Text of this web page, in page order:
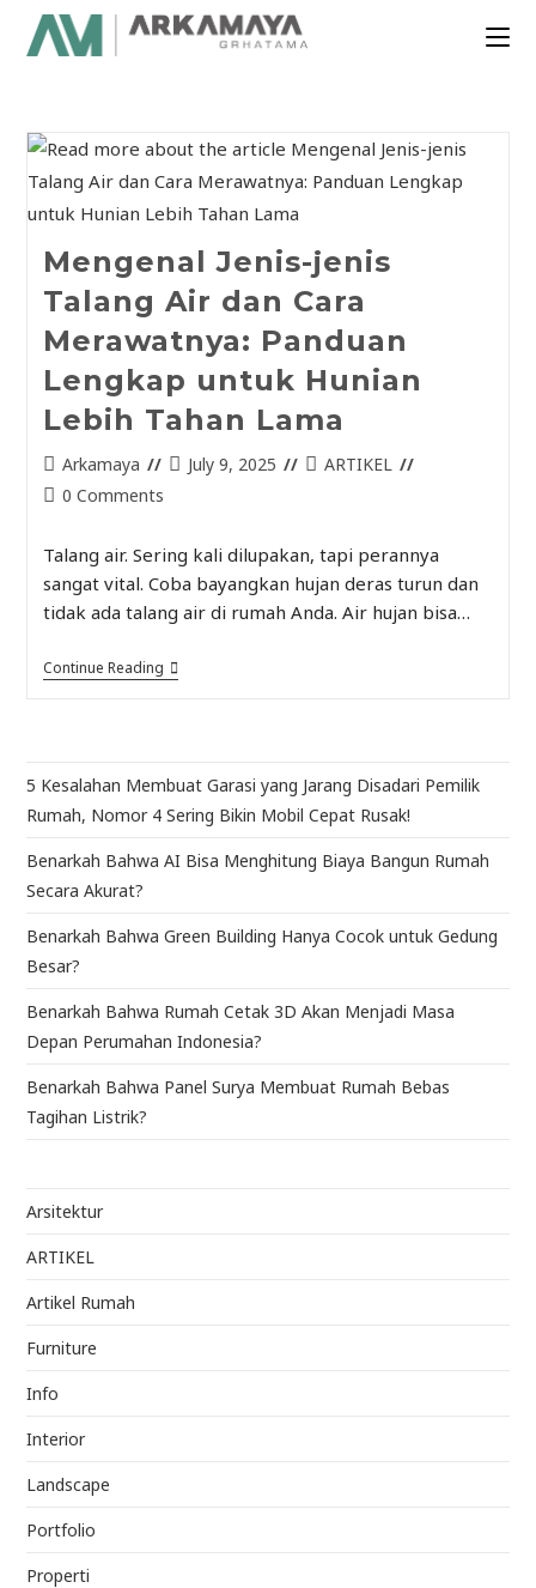
Mengenal Jenis-jenis
Talang Air dan Cara
Merawatnya: Panduan
Lengkap untuk Hunian
Lebih Tahan Lama
Arkamaya July 9, 2025
ARTIKEL
0 Comments
Talang air. Sering kali dilupakan, tapi perannya
sangat vital. Coba bayangkan hujan deras turun dan
tidak ada talang air di rumah Anda. Air hujan bisa…
Continue Reading
5 Kesalahan Membuat Garasi yang Jarang Disadari Pemilik
Rumah, Nomor 4 Sering Bikin Mobil Cepat Rusak!
Benarkah Bahwa AI Bisa Menghitung Biaya Bangun Rumah
Secara Akurat?
Benarkah Bahwa Green Building Hanya Cocok untuk Gedung
Besar?
Benarkah Bahwa Rumah Cetak 3D Akan Menjadi Masa
Depan Perumahan Indonesia?
Benarkah Bahwa Panel Surya Membuat Rumah Bebas
Tagihan Listrik?
Arsitektur
ARTIKEL
Artikel Rumah
Furniture
Info
Interior
Landscape
Portfolio
Properti